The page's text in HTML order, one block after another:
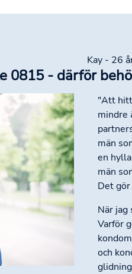
Kay - 26
0815 - därför
"Att
mindre
män
en
män
Det
När jag
Varför
och